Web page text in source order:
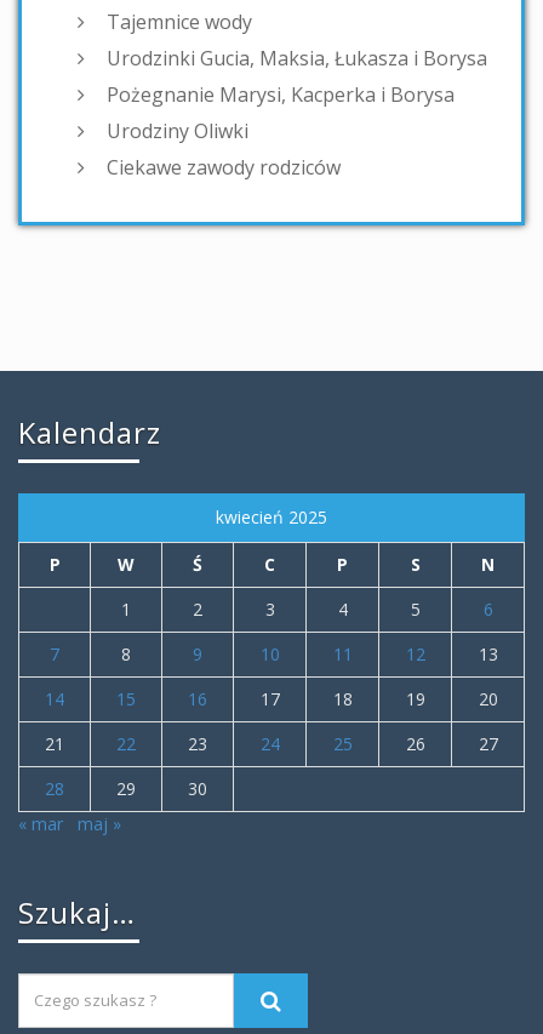
Tajemnice wody
Urodzinki Gucia, Maksia, Łukasza i Borysa
Pożegnanie Marysi, Kacperka i Borysa
Urodziny Oliwki
Ciekawe zawody rodziców
Kalendarz
kwiecień 2025
P W Ś C P S
N
1
2 3 4 5
6
7
8 9 10 11 12
13
14
15 16 17 18 19
20
21
22 23 24 25 26
27
28
29
30
« mar
maj »
Szukaj…